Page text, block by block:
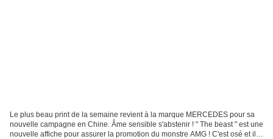
Le plus beau print de la semaine revient à la marque MERCEDES pour sa
nouvelle campagne en Chine. Âme sensible s'abstenir ! " The beast " est une
nouvelle affiche pour assurer la promotion du monstre AMG ! C'est osé et il